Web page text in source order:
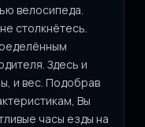
велосипеда.
столкнётесь.
Здесь и
и вес. Подобрав
Вы
часы езды на